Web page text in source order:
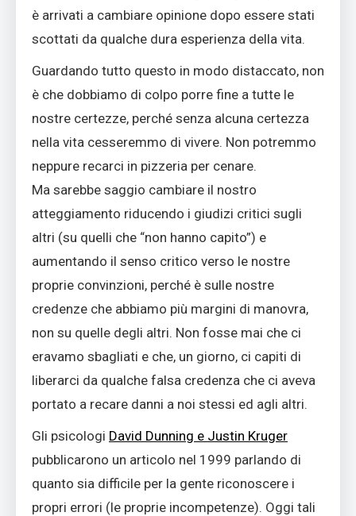
è arrivati a cambiare opinione dopo essere stati
scottati da qualche dura esperienza della vita.
Guardando tutto questo in modo distaccato, non
è che dobbiamo di colpo porre fine a tutte le
nostre certezze, perché senza alcuna certezza
nella vita cesseremmo di vivere. Non potremmo
neppure recarci in pizzeria per cenare.
Ma sarebbe saggio cambiare il nostro
atteggiamento riducendo i giudizi critici sugli
altri (su quelli che “non hanno capito”) e
aumentando il senso critico verso le nostre
proprie convinzioni, perché è sulle nostre
credenze che abbiamo più margini di manovra,
non su quelle degli altri. Non fosse mai che ci
eravamo sbagliati e che, un giorno, ci capiti di
liberarci da qualche falsa credenza che ci aveva
portato a recare danni a noi stessi ed agli altri.
Gli psicologi David Dunning e Justin Kruger
pubblicarono un articolo nel 1999 parlando di
quanto sia difficile per la gente riconoscere i
propri errori (le proprie incompetenze). Oggi tali